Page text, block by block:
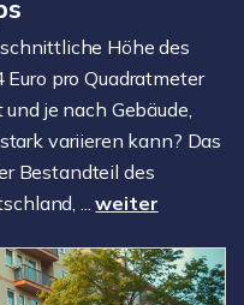
Höhe des
pro Quadratmeter
je nach Gebäude,
variieren kann? Das
Bestandteil des
...weiter